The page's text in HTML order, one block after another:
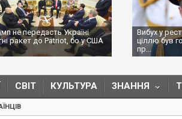
не передасть Україні
ракет до Patriot, бо у США
Вибух у
ціллю був
пр...
СВІТ КУЛЬТУРА ЗНАННЯ